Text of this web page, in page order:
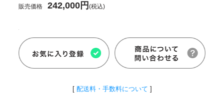
販売価格 242,000円(税込)
[ 配送料・手数料について ]